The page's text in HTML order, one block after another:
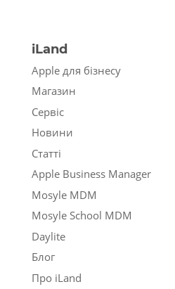
iLand
Apple для бізнесу
Магазин
Сервіс
Новини
Статті
Apple Business Manager
Mosyle MDM
Mosyle School MDM
Daylite
Блог
Про iLand